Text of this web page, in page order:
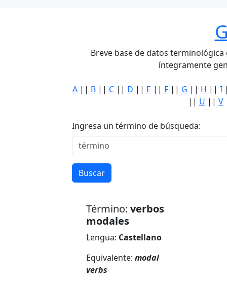
Breve base de datos
íntegramente
A|| B|| C|| D || E || F|| G || H || I
|| U || V
Ingresa un término de búsqueda:
Buscar
Término: verbos
modales
Lengua: Castellano
Equivalente: modal
verbs